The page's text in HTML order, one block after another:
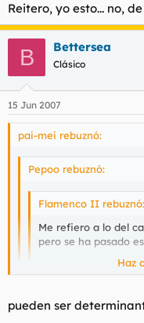
Reitero, yo esto... no,
B Bettersea
Clásico
15 Jun 2007
pai-mei rebuznó:
Pepoo rebuznó:
Flamenco II rebuznó:
Me refiero a lo del
pero se ha pasado
Que es +1?
Haz
pueden ser